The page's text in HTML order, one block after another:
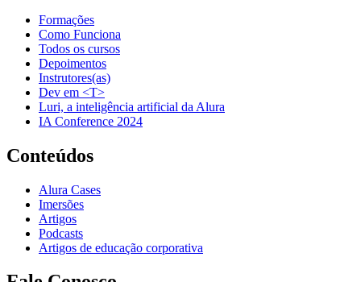
Formações
Como Funciona
Todos os cursos
Depoimentos
Instrutores(as)
Dev em <T>
Luri, a inteligência artificial da Alura
IA Conference 2024
Conteúdos
Alura Cases
Imersões
Artigos
Podcasts
Artigos de educação corporativa